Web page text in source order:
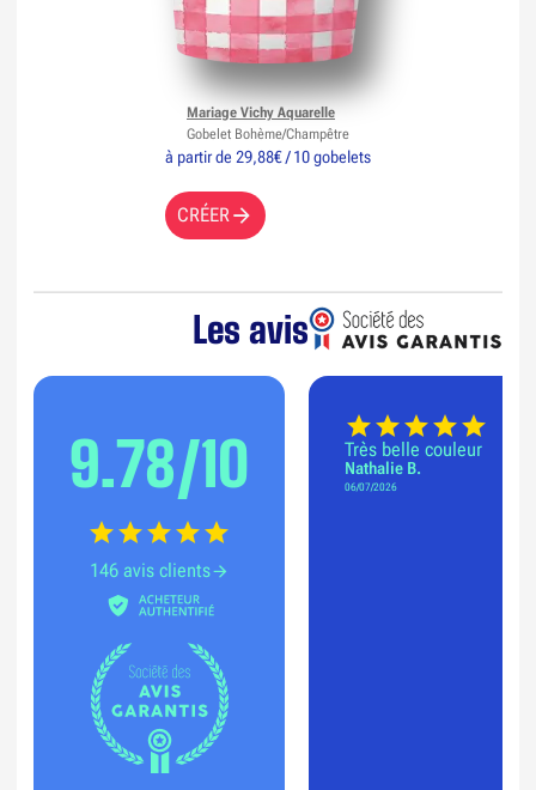
à partir de 29,88€ / 10 gobelets
CRÉER
Mariage Vichy Aquarelle
Gobelet Bohème/Champêtre
Les avis
9.78/10
146 avis clients
Très belle couleur
Nathalie B.
06/07/2026